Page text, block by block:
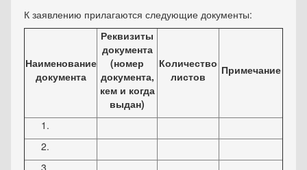
К заявлению прилагаются следующие документы:
Наименование
документа
Реквизиты
документа
(номер
документа,
кем и когда
выдан)
Количество
листов
Примечание